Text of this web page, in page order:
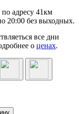
адресу 41км
20:00 без выходных.
все дни
о ценах.